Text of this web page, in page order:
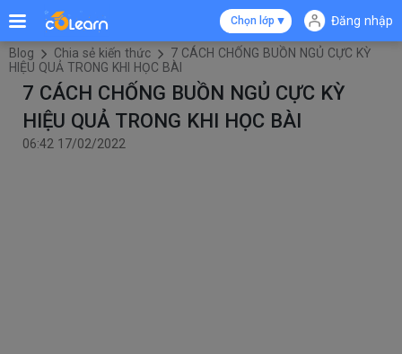
Chọn lớp Đăng nhập
Blog Chia sẻ kiến thức
7 CÁCH CHỐNG BUỒN NGỦ CỰC KỲ
HIỆU QUẢ TRONG KHI HỌC BÀI
7 CÁCH CHỐNG BUỒN NGỦ CỰC KỲ
HIỆU QUẢ TRONG KHI HỌC BÀI
06:42 17/02/2022